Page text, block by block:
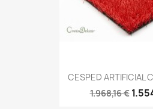
CESPED ARTIFICIAL
1.968,16 €